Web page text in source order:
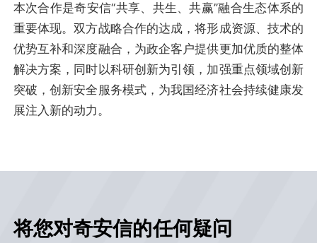
本次合作是奇安信“共享、共生、共赢”融合生态体系的
重要体现。双方战略合作的达成，将形成资源、技术的
优势互补和深度融合，为政企客户提供更加优质的整体
解决方案，同时以科研创新为引领，加强重点领域创新
突破，创新安全服务模式，为我国经济社会持续健康发
展注入新的动力。
将您对奇安信的任何疑问